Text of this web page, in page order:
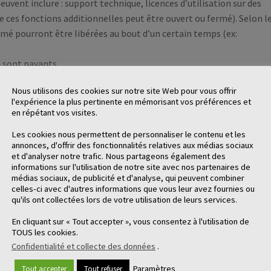
inclure : support technique, licences d’utilisation sur des
ces fonctions additionnelles peut être ouvert ou fermé). Selon
pourront être libérées au bout d’un certain temps (ex:
sont payants.
2 points :
de développeurs actifs autour du logiciel : la solution
un concurrent et les développeurs retirés du projet (Exemple :
stratégie de développement de l’éditeur, l’utilisateur se voit
: Alfresco).
sont également imposées par le non support d’une version
de sécurité. Les correctifs sont majoritairement produits sur
Nous utilisons des cookies sur notre site Web pour vous offrir
l'expérience la plus pertinente en mémorisant vos préférences et
en répétant vos visites.
Les cookies nous permettent de personnaliser le contenu et les
annonces, d'offrir des fonctionnalités relatives aux médias sociaux
et d'analyser notre trafic. Nous partageons également des
informations sur l'utilisation de notre site avec nos partenaires de
médias sociaux, de publicité et d'analyse, qui peuvent combiner
celles-ci avec d'autres informations que vous leur avez fournies ou
qu'ils ont collectées lors de votre utilisation de leurs services.
En cliquant sur « Tout accepter », vous consentez à l'utilisation de
TOUS les cookies.
Confidentialité et collecte des données .
Tout accepter Tout refuser Paramètres